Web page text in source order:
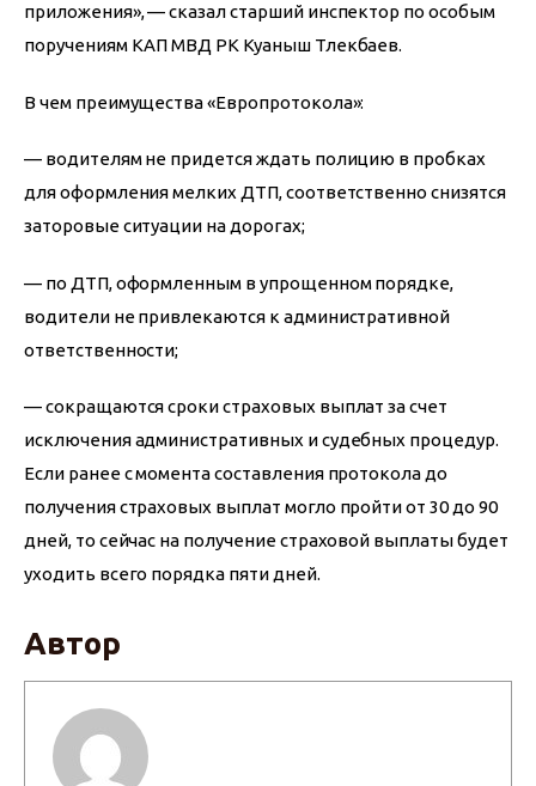
приложения», — сказал старший инспектор по особым
поручениям КАП МВД РК Куаныш Тлекбаев.
В чем преимущества «Европротокола»:
— водителям не придется ждать полицию в пробках
для оформления мелких ДТП, соответственно снизятся
заторовые ситуации на дорогах;
— по ДТП, оформленным в упрощенном порядке,
водители не привлекаются к административной
ответственности;
— сокращаются сроки страховых выплат за счет
исключения административных и судебных процедур.
Если ранее с момента составления протокола до
получения страховых выплат могло пройти от 30 до 90
дней, то сейчас на получение страховой выплаты будет
уходить всего порядка пяти дней.
Автор